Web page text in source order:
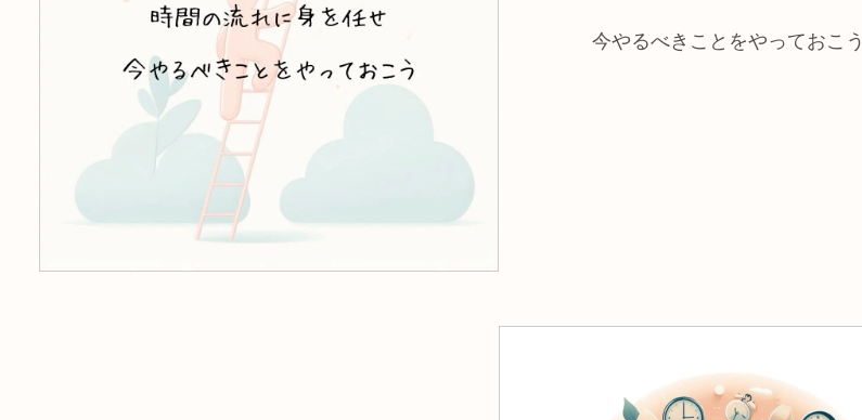
今やるべきことをやっておこう